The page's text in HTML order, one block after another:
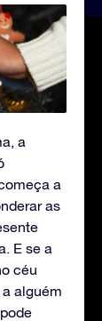
a
a
as
E se a
céu
alguém